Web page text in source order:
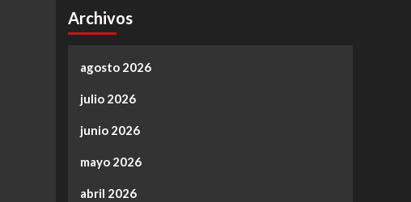
Archivos
agosto 2026
julio 2026
junio 2026
mayo 2026
abril 2026